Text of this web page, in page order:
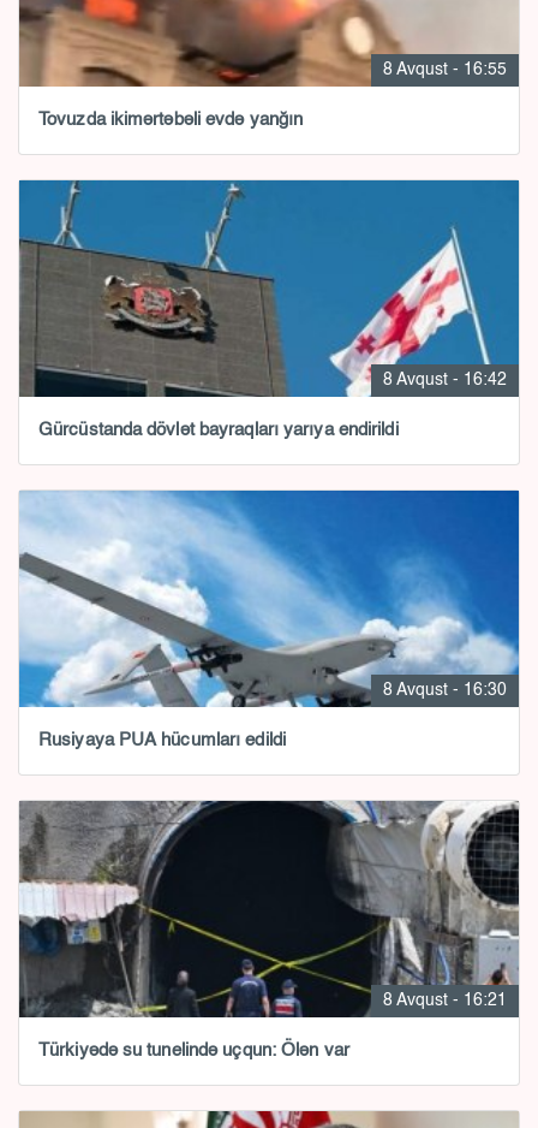
8 Avqust - 16:55
Tovuzda ikimərtəbəli evdə yanğın
8 Avqust - 16:42
Gürcüstanda dövlət bayraqları yarıya endirildi
8 Avqust - 16:30
Rusiyaya PUA hücumları edildi
8 Avqust - 16:21
Türkiyədə su tunelində uçqun: Ölən var